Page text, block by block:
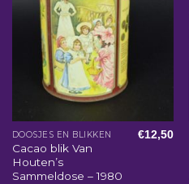
DOOSJES EN BLIKKEN
Cacao blik Van
Houten’s
Sammeldose – 1980
€12,50